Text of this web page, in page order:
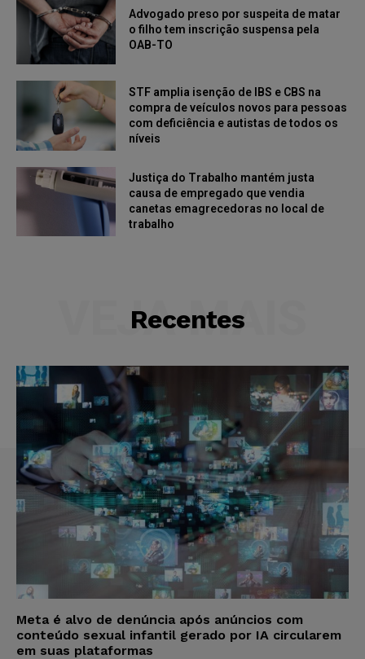
Advogado preso por suspeita de matar
o filho tem inscrição suspensa pela
OAB-TO
STF amplia isenção de IBS e CBS na
compra de veículos novos para pessoas
com deficiência e autistas de todos os
níveis
Justiça do Trabalho mantém justa
causa de empregado que vendia
canetas emagrecedoras no local de
trabalho
Recentes
VEJA MAIS
Meta é alvo de denúncia após anúncios com
conteúdo sexual infantil gerado por IA circularem
em suas plataformas